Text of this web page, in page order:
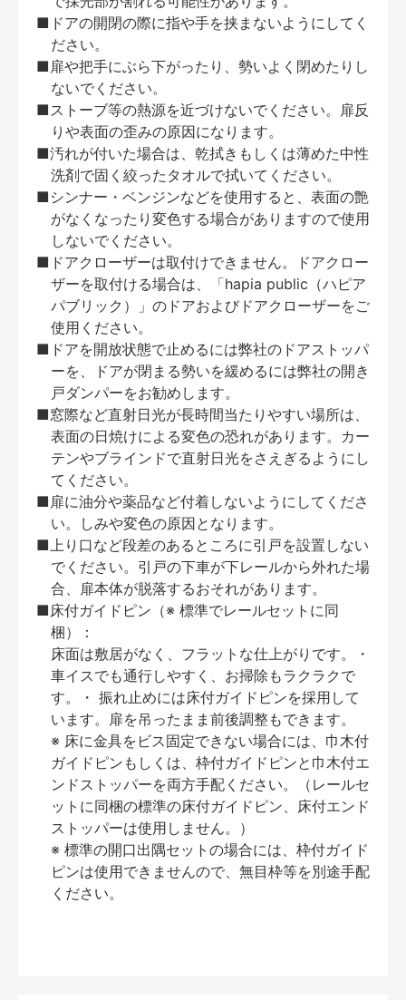
■ドアの開閉の際に指や手を挟まないようにしてく
ださい。
■扉や把手にぶら下がったり、勢いよく閉めたりし
ないでください。
■ストーブ等の熱源を近づけないでください。扉反
りや表面の歪みの原因になります。
■汚れが付いた場合は、乾拭きもしくは薄めた中性
洗剤で固く絞ったタオルで拭いてください。
■シンナー・ベンジンなどを使用すると、表面の艶
がなくなったり変色する場合がありますので使用
しないでください。
■ドアクローザーは取付けできません。ドアクロー
ザーを取付ける場合は、「hapia public（ハピア
パブリック）」のドアおよびドアクローザーをご
使用ください。
■ドアを開放状態で止めるには弊社のドアストッパ
ーを、ドアが閉まる勢いを緩めるには弊社の開き
戸ダンパーをお勧めします。
■窓際など直射日光が長時間当たりやすい場所は、
表面の日焼けによる変色の恐れがあります。カー
テンやブラインドで直射日光をさえぎるようにし
てください。
■扉に油分や薬品など付着しないようにしてくださ
い。しみや変色の原因となります。
■上り口など段差のあるところに引戸を設置しない
でください。引戸の下車が下レールから外れた場
合、扉本体が脱落するおそれがあります。
■床付ガイドピン（※ 標準でレールセットに同
梱）：
床面は敷居がなく、フラットな仕上がりです。・
車イスでも通行しやすく、お掃除もラクラクで
す。・ 振れ止めには床付ガイドピンを採用して
います。扉を吊ったまま前後調整もできます。
※ 床に金具をビス固定できない場合には、巾木付
ガイドピンもしくは、枠付ガイドピンと巾木付エ
ンドストッパーを両方手配ください。（レールセ
ットに同梱の標準の床付ガイドピン、床付エンド
ストッパーは使用しません。）
※ 標準の開口出隅セットの場合には、枠付ガイド
ピンは使用できませんので、無目枠等を別途手配
ください。